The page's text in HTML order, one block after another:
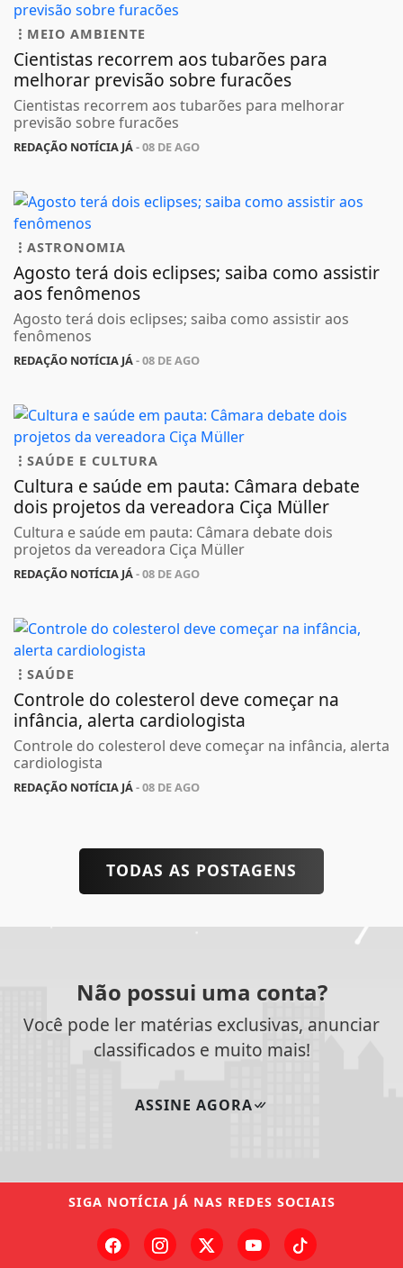
MEIO AMBIENTE
Cientistas recorrem aos tubarões para
melhorar previsão sobre furacões
Cientistas recorrem aos tubarões para melhorar
previsão sobre furacões
REDAÇÃO NOTÍCIA JÁ- 08 DE AGO
ASTRONOMIA
Agosto terá dois eclipses; saiba como assistir
aos fenômenos
Agosto terá dois eclipses; saiba como assistir aos
fenômenos
REDAÇÃO NOTÍCIA JÁ- 08 DE AGO
SAÚDE E CULTURA
Cultura e saúde em pauta: Câmara debate
dois projetos da vereadora Ciça Müller
Cultura e saúde em pauta: Câmara debate dois
projetos da vereadora Ciça Müller
REDAÇÃO NOTÍCIA JÁ- 08 DE AGO
SAÚDE
Controle do colesterol deve começar na
infância, alerta cardiologista
Controle do colesterol deve começar na infância, alerta
cardiologista
REDAÇÃO NOTÍCIA JÁ- 08 DE AGO
TODAS AS POSTAGENS
Não possui uma conta?
Você pode ler matérias exclusivas, anunciar
classificados e muito mais!
ASSINE AGORA
SIGA NOTÍCIA JÁ NAS REDES SOCIAIS